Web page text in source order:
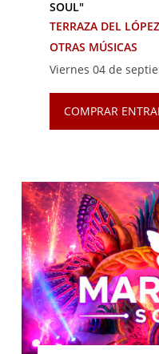
SOUL"
TERRAZA DEL
OTRAS MÚSICAS
Viernes 04 de
COMPRAR